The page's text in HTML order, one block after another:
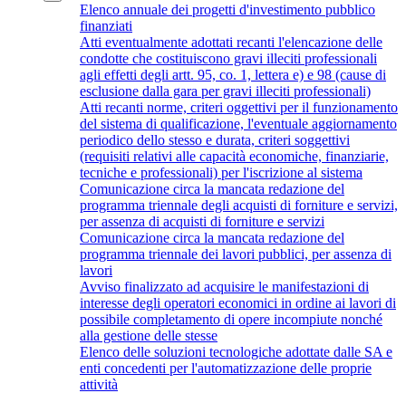
Elenco annuale dei progetti d'investimento pubblico
finanziati
Atti eventualmente adottati recanti l'elencazione delle
condotte che costituiscono gravi illeciti professionali
agli effetti degli artt. 95, co. 1, lettera e) e 98 (cause di
esclusione dalla gara per gravi illeciti professionali)
Atti recanti norme, criteri oggettivi per il funzionamento
del sistema di qualificazione, l'eventuale aggiornamento
periodico dello stesso e durata, criteri soggettivi
(requisiti relativi alle capacità economiche, finanziarie,
tecniche e professionali) per l'iscrizione al sistema
Comunicazione circa la mancata redazione del
programma triennale degli acquisti di forniture e servizi,
per assenza di acquisti di forniture e servizi
Comunicazione circa la mancata redazione del
programma triennale dei lavori pubblici, per assenza di
lavori
Avviso finalizzato ad acquisire le manifestazioni di
interesse degli operatori economici in ordine ai lavori di
possibile completamento di opere incompiute nonché
alla gestione delle stesse
Elenco delle soluzioni tecnologiche adottate dalle SA e
enti concedenti per l'automatizzazione delle proprie
attività